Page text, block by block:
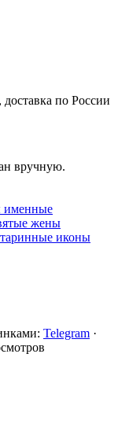
по России
вручную.
именные
жены
иконы
Telegram ·